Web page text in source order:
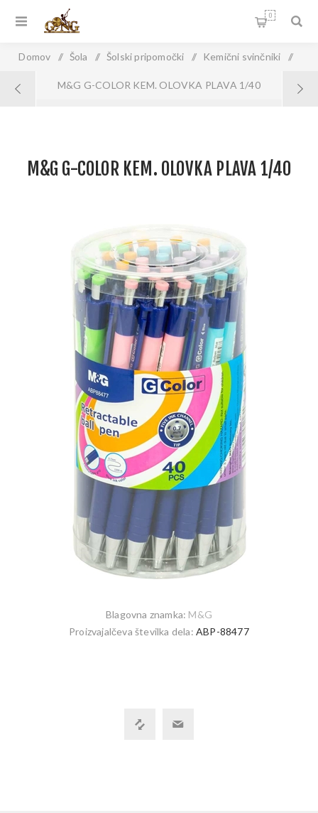
0
Domov / Šola / Šolski pripomočki / Kemični svinčniki /
M&G G-COLOR KEM. OLOVKA PLAVA 1/40
M&G G-COLOR KEM. OLOVKA PLAVA 1/40
Blagovna znamka: M&G
Proizvajalčeva številka dela: ABP-88477